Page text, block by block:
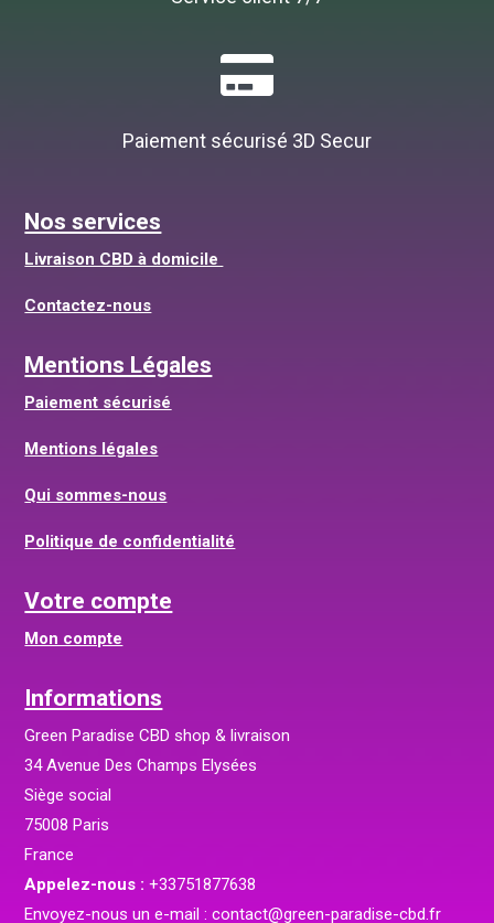

Paiement sécurisé 3D Secur
Nos services
Livraison CBD à domicile
Contactez-nous
Mentions Légales
Paiement sécurisé
Mentions légales
Qui sommes-nous
Politique de confidentialité
Votre compte
Mon compte
Informations
Green Paradise CBD shop & livraison
34 Avenue Des Champs Elysées
Siège social
75008 Paris
France
Appelez-nous :+33751877638
Envoyez-nous un e-mail :contact@green-paradise-cbd.fr